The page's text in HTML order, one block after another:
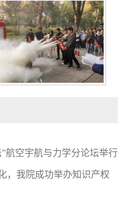
航空宇航与力学分论坛举行
，我院成功举办知识产权